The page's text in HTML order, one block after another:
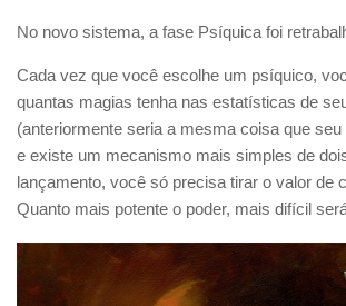
No novo sistema, a fase Psíquica foi
Cada vez que você escolhe um psíquico,
quantas magias tenha nas estatísticas de
(anteriormente seria a mesma coisa que
e existe um mecanismo mais simples de
lançamento, você só precisa tirar o valor de
Quanto mais potente o poder, mais difícil